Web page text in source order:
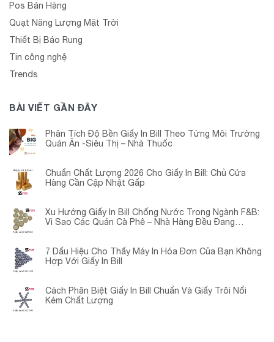
Pos Bán Hàng
Quạt Năng Lượng Mặt Trời
Thiết Bị Báo Rung
Tin công nghệ
Trends
BÀI VIẾT GẦN ĐÂY
Phân Tích Độ Bền Giấy In Bill Theo Từng Môi Trường
Quán Ăn -Siêu Thị – Nhà Thuốc
Chuẩn Chất Lượng 2026 Cho Giấy In Bill: Chủ Cửa
Hàng Cần Cập Nhật Gấp
Xu Hướng Giấy In Bill Chống Nước Trong Ngành F&B:
Vì Sao Các Quán Cà Phê – Nhà Hàng Đều Đang
7 Dấu Hiệu Cho Thấy Máy In Hóa Đơn Của Bạn Không
Hợp Với Giấy In Bill
Cách Phân Biệt Giấy In Bill Chuẩn Và Giấy Trôi Nổi
Kém Chất Lượng